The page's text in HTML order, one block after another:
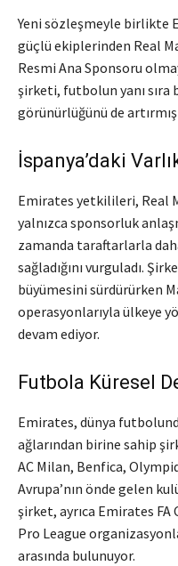
Yeni sözleşmeyle birlikte
güçlü ekiplerinden Real
Resmi Ana Sponsoru
şirketi, futbolun yanı
görünürlüğünü de
İspanya’daki
Emirates yetkilileri, Real
yalnızca sponsorluk
zamanda taraftarlarla
sağladığını vurguladı.
büyümesini sürdürürken
operasyonlarıyla ülkeye
devam ediyor.
Futbola Küresel
Emirates, dünya
ağlarından birine sahip
AC Milan, Benfica,
Avrupa’nın önde gelen
şirket, ayrıca Emirates
Pro League
arasında bulunuyor.